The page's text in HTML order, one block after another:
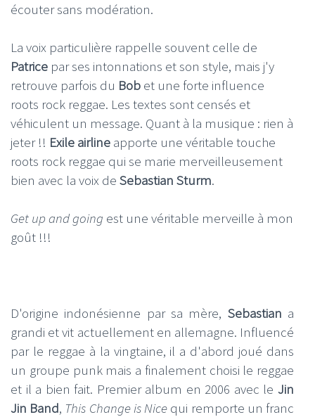
écouter sans modération.
La voix particulière rappelle souvent celle de
Patrice par ses intonnations et son style, mais j'y
retrouve parfois du Bob et une forte influence
roots rock reggae. Les textes sont censés et
véhiculent un message. Quant à la musique : rien à
jeter !! Exile airline apporte une véritable touche
roots rock reggae qui se marie merveilleusement
bien avec la voix de Sebastian Sturm.
Get up and going est une véritable merveille à mon
goût !!!
D'origine indonésienne par sa mère, Sebastian a
grandi et vit actuellement en allemagne. Influencé
par le reggae à la vingtaine, il a d'abord joué dans
un groupe punk mais a finalement choisi le reggae
et il a bien fait. Premier album en 2006 avec le Jin
Jin Band, This Change is Nice qui remporte un franc